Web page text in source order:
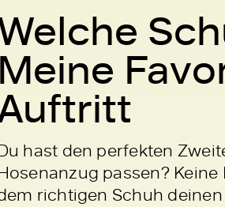
Meine
hast den perfekten
passen?
richtigen Schuh